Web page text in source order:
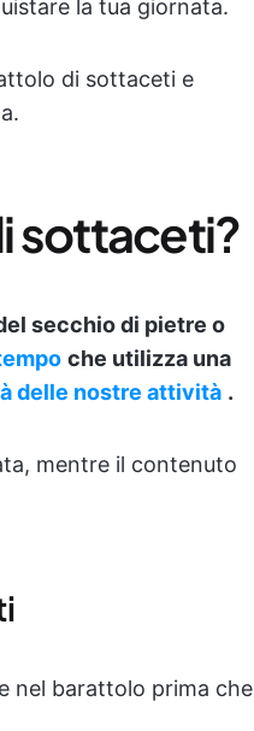
la tua giornata.
di sottaceti e
sottaceti?
secchio di pietre o
che utilizza una
delle nostre attività .
mentre il contenuto
nel barattolo prima che